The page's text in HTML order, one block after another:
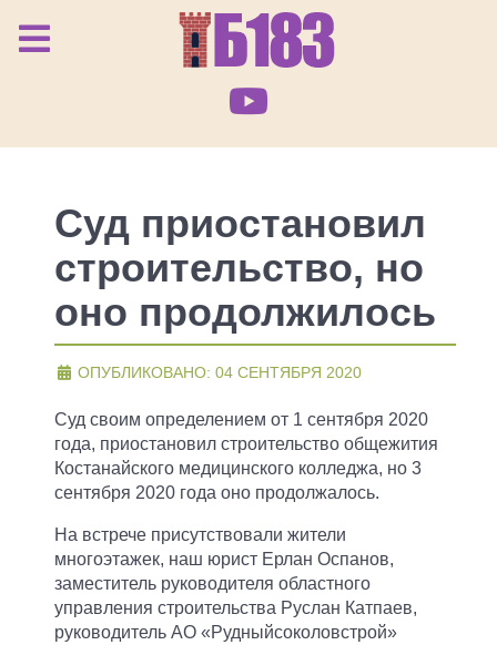
Суд приостановил
строительство, но
оно продолжилось
ОПУБЛИКОВАНО: 04 СЕНТЯБРЯ 2020
Суд своим определением от 1 сентября 2020
года, приостановил строительство общежития
Костанайского медицинского колледжа, но 3
сентября 2020 года оно продолжалось.
На встрече присутствовали жители
многоэтажек, наш юрист Ерлан Оспанов,
заместитель руководителя областного
управления строительства Руслан Катпаев,
руководитель АО «Рудныйсоколовстрой»